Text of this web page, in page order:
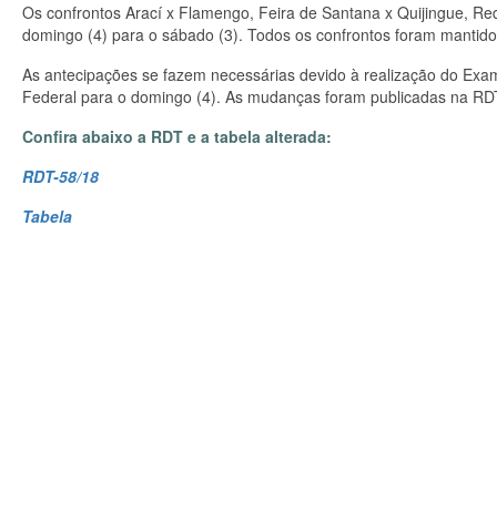
Os confrontos Arací x Flamengo, Feira de Santana x Quijingue,
domingo (4) para o sábado (3). Todos os confrontos foram
As antecipações se fazem necessárias devido à realização do
Federal para o domingo (4). As mudanças foram publicadas na
Confira abaixo a RDT e a tabela alterada:
RDT-58/18
Tabela